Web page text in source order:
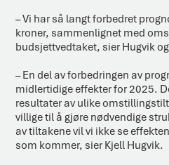
– Vi har så langt forbedret
kroner, sammenlignet med
budsjettvedtaket, sier Hugvik
– En del av forbedringen av
midlertidige effekter for 2025.
resultater av ulike
villige til å gjøre nødvendige
av tiltakene vil vi ikke se
som kommer, sier Kjell Hugvik.